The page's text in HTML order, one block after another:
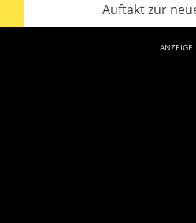
Auftakt zur
ANZEIGE